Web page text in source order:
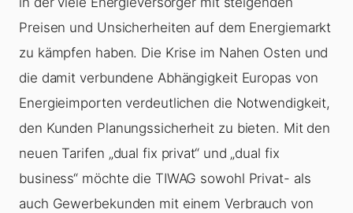
Preisen und Unsicherheiten auf dem Energiemarkt
zu kämpfen haben. Die Krise im Nahen Osten und
die damit verbundene Abhängigkeit Europas von
Energieimporten verdeutlichen die Notwendigkeit,
den Kunden Planungssicherheit zu bieten. Mit den
neuen Tarifen „dual fix privat“ und „dual fix
business“ möchte die TIWAG sowohl Privat- als
auch Gewerbekunden mit einem Verbrauch von